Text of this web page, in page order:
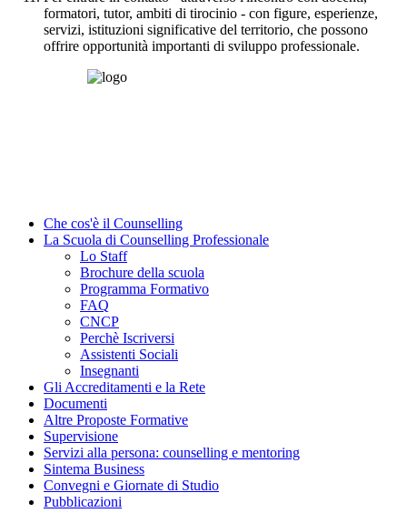
formatori, tutor, ambiti di tirocinio - con figure, esperienze,
servizi, istituzioni significative del territorio, che possono
offrire opportunità importanti di sviluppo professionale.
Che cos'è il Counselling
La Scuola di Counselling Professionale
Lo Staff
Brochure della scuola
Programma Formativo
FAQ
CNCP
Perchè Iscriversi
Assistenti Sociali
Insegnanti
Gli Accreditamenti e la Rete
Documenti
Altre Proposte Formative
Supervisione
Servizi alla persona: counselling e mentoring
Sintema Business
Convegni e Giornate di Studio
Pubblicazioni